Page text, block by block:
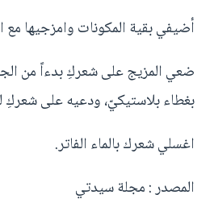
أضيفي بقية المكونات وامزجيها مع
ضعي المزيج على شعركِ بدءاً من
بغطاء بلاستيكيّ، ودعيه على
اغسلي شعرك بالماء الفاتر.
المصدر : مجلة سيدتي